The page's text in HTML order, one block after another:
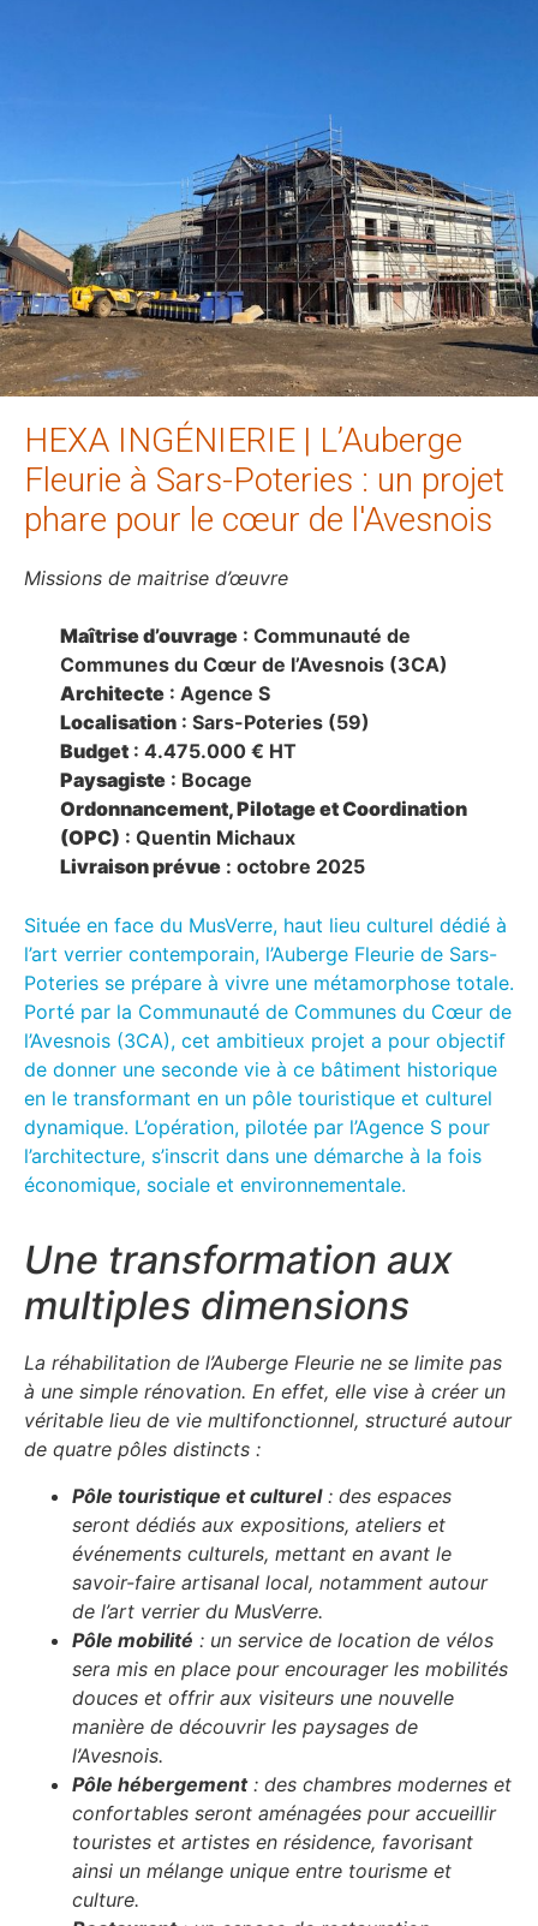
HEXA INGÉNIERIE | L’Auberge
Fleurie à Sars-Poteries : un projet
phare pour le cœur de l'Avesnois
Missions de maitrise d’œuvre
Maîtrise d’ouvrage : Communauté de
Communes du Cœur de l’Avesnois (3CA)​
Architecte : Agence S​
Localisation : Sars-Poteries (59)
Budget : 4.475.000 € HT​
Paysagiste : Bocage​
Ordonnancement, Pilotage et Coordination
(OPC) : Quentin Michaux​
Livraison prévue : octobre 2025
Située en face du MusVerre, haut lieu culturel dédié à
l’art verrier contemporain, l’Auberge Fleurie de Sars-
Poteries se prépare à vivre une métamorphose totale.
Porté par la Communauté de Communes du Cœur de
l’Avesnois (3CA), cet ambitieux projet a pour objectif
de donner une seconde vie à ce bâtiment historique
en le transformant en un pôle touristique et culturel
dynamique. L’opération, pilotée par l’Agence S pour
l’architecture, s’inscrit dans une démarche à la fois
économique, sociale et environnementale.
Une transformation aux
multiples dimensions
La réhabilitation de l’Auberge Fleurie ne se limite pas
à une simple rénovation. En effet, elle vise à créer un
véritable lieu de vie multifonctionnel, structuré autour
de quatre pôles distincts :
Pôle touristique et culturel: des espaces
seront dédiés aux expositions, ateliers et
événements culturels, mettant en avant le
savoir-faire artisanal local, notamment autour
de l’art verrier du MusVerre.
Pôle mobilité : un service de location de vélos
sera mis en place pour encourager les mobilités
douces et offrir aux visiteurs une nouvelle
manière de découvrir les paysages de
l’Avesnois.
Pôle hébergement: des chambres modernes et
confortables seront aménagées pour accueillir
touristes et artistes en résidence, favorisant
ainsi un mélange unique entre tourisme et
culture.